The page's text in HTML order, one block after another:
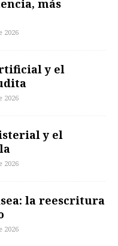
más
2026
y el
2026
y el
2026
la reescritura
2026